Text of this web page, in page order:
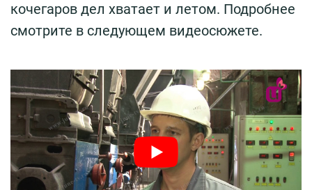
кочегаров дел хватает и летом. Подробнее
смотрите в следующем видеосюжете.